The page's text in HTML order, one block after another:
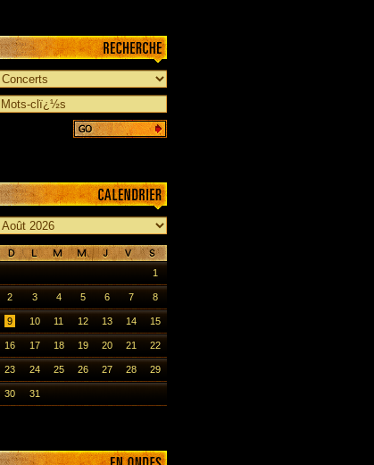
1
2 3 4 5 6 7 8
9 10 11 12 13 14 15
16 17 18 19 20 21 22
23 24 25 26 27 28 29
30 31